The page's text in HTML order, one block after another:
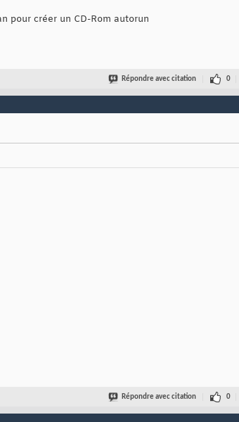
pour créer un CD-Rom autorun
Répondre avec citation 0
Répondre avec citation 0